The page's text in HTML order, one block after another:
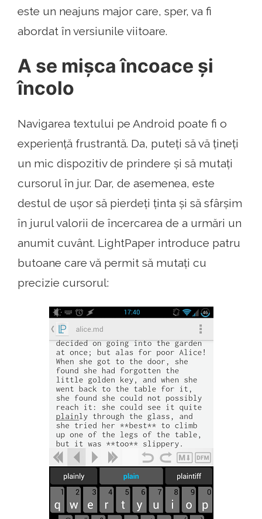
este un neajuns major care, sper, va fi
abordat în versiunile viitoare.
A se mișca încoace și
încolo
Navigarea textului pe Android poate fi o
experiență frustrantă. Da, puteți să vă țineți
un mic dispozitiv de prindere și să mutați
cursorul în jur. Dar, de asemenea, este
destul de ușor să pierdeți ținta și să sfârșim
în jurul valorii de încercarea de a urmări un
anumit cuvânt. LightPaper introduce patru
butoane care vă permit să mutați cu
precizie cursorul: